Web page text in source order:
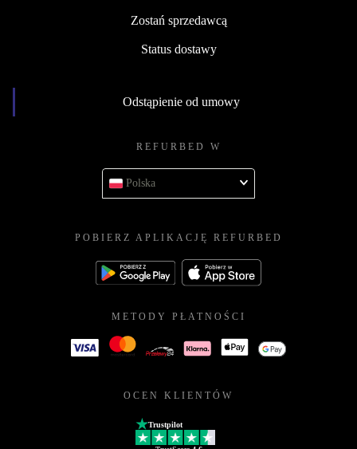
Zostań sprzedawcą
Status dostawy
Odstąpienie od umowy
REFURBED W
Polska
POBIERZ APLIKACJĘ REFURBED
METODY PŁATNOŚCI
OCEN KLIENTÓW
Trustpilot